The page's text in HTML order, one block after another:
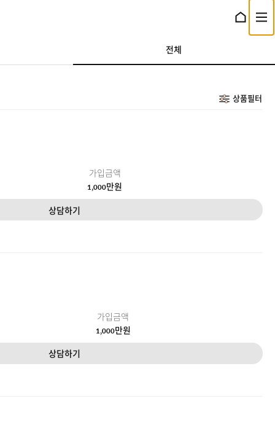
전체
상품필터
가입금액
1,000만원
상담하기
가입금액
1,000만원
상담하기